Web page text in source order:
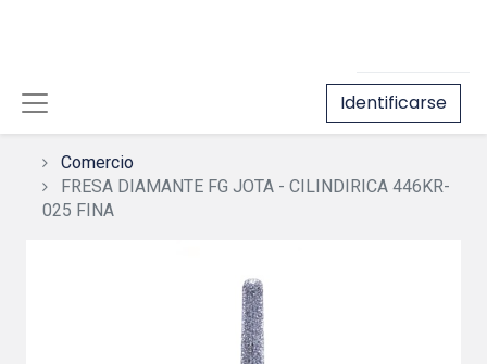
Identificarse
Comercio
FRESA DIAMANTE FG JOTA - CILINDIRICA 446KR-
025 FINA